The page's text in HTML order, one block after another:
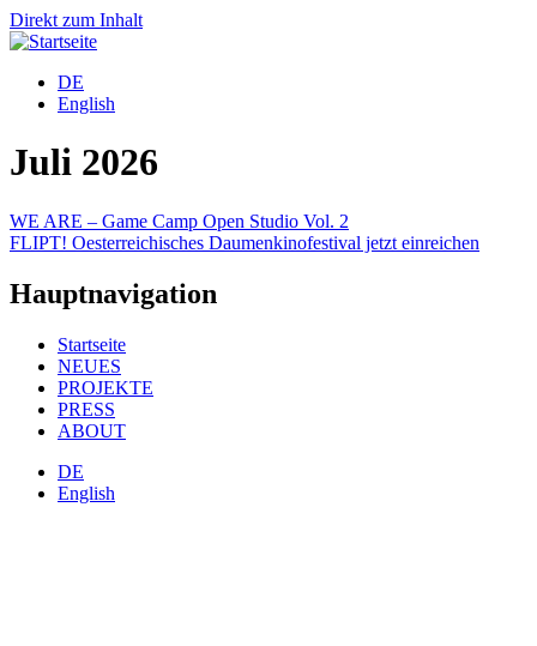
Direkt zum Inhalt
DE
English
Juli 2026
WE ARE – Game Camp Open Studio Vol. 2
FLIPT! Oesterreichisches Daumenkinofestival jetzt einreichen
Hauptnavigation
Startseite
NEUES
PROJEKTE
PRESS
ABOUT
DE
English